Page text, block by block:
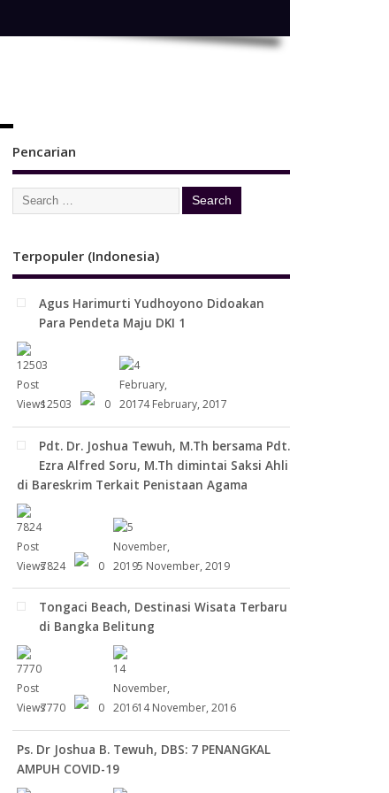
Pencarian
Terpopuler (Indonesia)
Agus Harimurti Yudhoyono Didoakan
Para Pendeta Maju DKI 1
12503 0 4 February, 2017
Pdt. Dr. Joshua Tewuh, M.Th bersama Pdt.
Ezra Alfred Soru, M.Th dimintai Saksi Ahli
di Bareskrim Terkait Penistaan Agama
7824 0 5 November, 2019
Tongaci Beach, Destinasi Wisata Terbaru
di Bangka Belitung
7770 0 14 November, 2016
Ps. Dr Joshua B. Tewuh, DBS: 7 PENANGKAL
AMPUH COVID-19